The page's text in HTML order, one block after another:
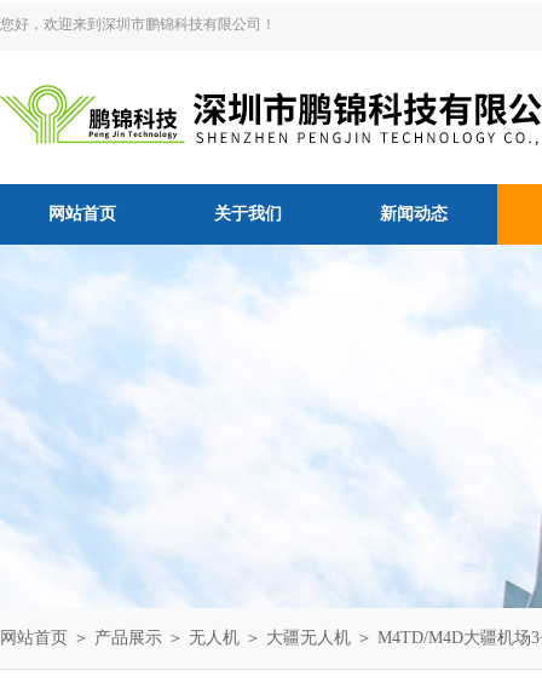
您好，欢迎来到深圳市鹏锦科技有限公司！
网站首页 关于我们 新闻动态
网站首页 ＞ 产品展示 ＞ 无人机 ＞ 大疆无人机 ＞ M4TD/M4D大疆机场